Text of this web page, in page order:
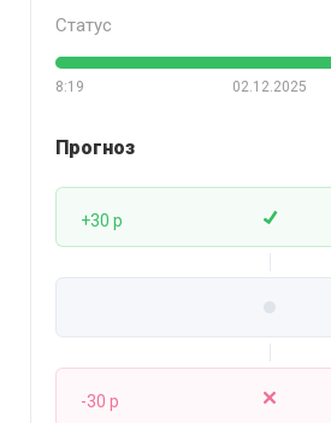
Статус
8:19 02.12.2025
Прогноз
+30 p
-30 p